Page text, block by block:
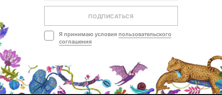
ПОДПИСАТЬСЯ
Я принимаю условия пользовательского
соглашения